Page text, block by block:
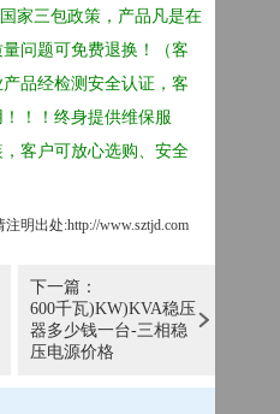
家三包政策，产品凡是在
问题可免费退换！（客
品经检测安全认证，客
！！终身提供维保服
客户可放心选购、安全
注明出处:http://www.sztjd.com
下一篇：
600千瓦)KW)KVA稳压
器多少钱一台-三相稳
压电源价格